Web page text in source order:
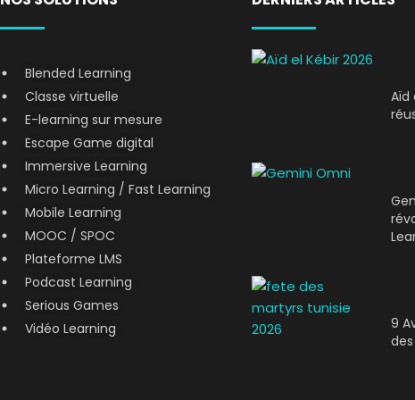
Blended Learning
Classe virtuelle
E-learning sur mesure
Escape Game digital
Immersive Learning
Micro Learning / Fast Learning
Mobile Learning
MOOC / SPOC
Plateforme LMS
Podcast Learning
Serious Games
Vidéo Learning
Aïd
9